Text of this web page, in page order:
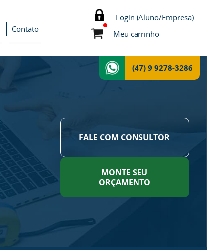
Contato
Login (Aluno/Empresa)
Meu carrinho
(47) 9 9278-3286
FALE COM CONSULTOR
MONTE SEU
ORÇAMENTO